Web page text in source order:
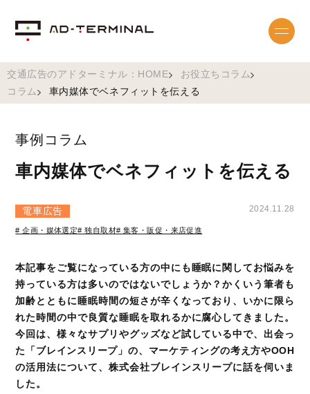
交通広告のアドターミナル：HOME
お役立ちコラム
コラム
車内媒体でベネフィットを伝える
事例コラム
車内媒体でベネフィットを伝える
電車広告 2024.11.28
# 企画・媒体選定# 独自取材# 集客・販促・来店促進
本記事をご覧になっている方の中にも睡眠に関してお悩みを
持っている方は多いのではないでしょうか？かくいう筆者も
加齢とともに睡眠時間の短さが辛くなっており、いかに限ら
れた時間の中で良質な睡眠を取れるかに腐心してきました。
今回は、様々なサプリやグッズなど試している中で、出会っ
た「ブレインスリープ」の、マーケティングの考え方やOOH
の活用法について、株式会社ブレインスリープに話を伺いま
した。